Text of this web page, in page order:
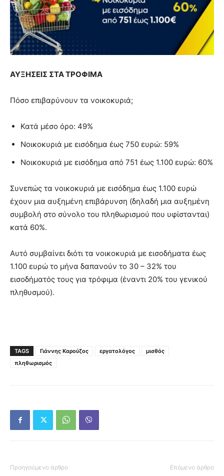
ΑΥΞΗΣΕΙΣ ΣΤΑ ΤΡΟΦΙΜΑ
Πόσο επιβαρύνουν τα νοικοκυριά;
Κατά μέσο όρο: 49%
Νοικοκυριά με εισόδημα έως 750 ευρώ: 59%
Νοικοκυριά με εισόδημα από 751 έως 1.100 ευρώ: 60%
Συνεπώς τα νοικοκυριά με εισόδημα έως 1.100 ευρώ
έχουν μια αυξημένη επιβάρυνση (δηλαδή μια αυξημένη
συμβολή στο σύνολο του πληθωρισμού που υφίστανται)
κατά 60%.
Αυτό συμβαίνει διότι τα νοικοκυριά με εισοδήματα έως
1.100 ευρώ το μήνα δαπανούν το 30 – 32% του
εισοδήματός τους για τρόφιμα (έναντι 20% του γενικού
πληθυσμού).
TAGS Γιάννης Καρούζος εργατολόγος
μισθός
πληθωρισμός
Προηγούμενο άρθρο Επόμενο άρθρο